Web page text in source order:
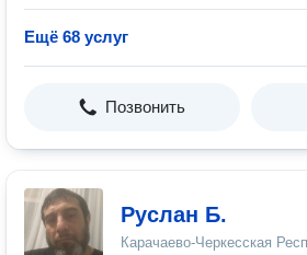
Ещё 68 услуг
Позвонить
Руслан Б.
Карачаево-Черкесская